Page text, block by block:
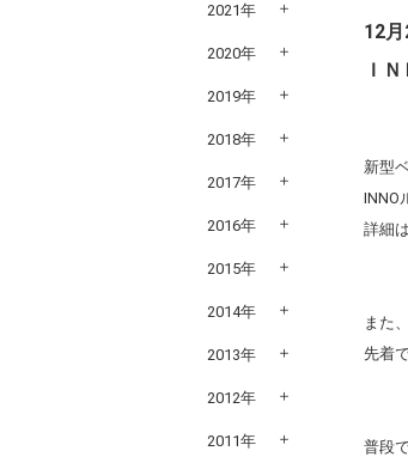
12
Ｉ
新型
INNO
詳細
また
先着
普段
2021年
2020年
2019年
2018年
2017年
2016年
2015年
2014年
2013年
2012年
2011年